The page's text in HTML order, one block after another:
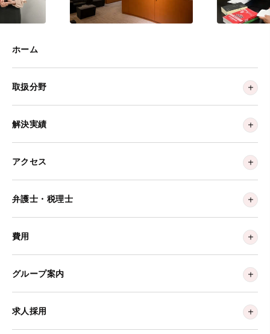
ホーム
取扱分野
解決実績
アクセス
弁護士・税理士
費用
グループ案内
求人採用